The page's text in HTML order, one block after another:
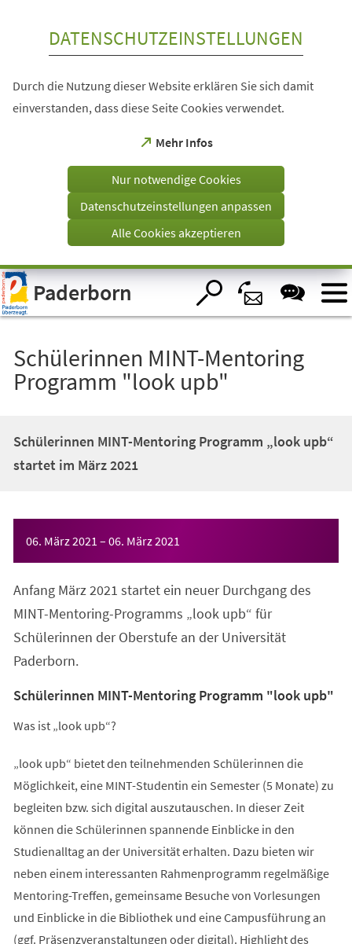
Visuelle
Assistenzsoftware
öffnen.
DATENSCHUTZEINSTELLUNGEN
Durch die Nutzung dieser Website erklären Sie sich damit
einverstanden, dass diese Seite Cookies verwendet.
Mehr Infos
(Öffnet
einem
Tab)
Nur notwendige Cookies
Datenschutzeinstellungen anpassen
Alle Cookies akzeptieren
Paderborn
Schülerinnen MINT-Mentoring
Programm "look upb"
Schülerinnen MINT-Mentoring Programm „look upb“
startet im März 2021
06. März 2021 – 06. März 2021
Anfang März 2021 startet ein neuer Durchgang des
MINT-Mentoring-Programms „look upb“ für
Schülerinnen der Oberstufe an der Universität
Paderborn.
Schülerinnen MINT-Mentoring Programm "look upb"
Was ist „look upb“?
„look upb“ bietet den teilnehmenden Schülerinnen die
Möglichkeit, eine MINT-Studentin ein Semester (5 Monate) zu
begleiten bzw. sich digital auszutauschen. In dieser Zeit
können die Schülerinnen spannende Einblicke in den
Studienalltag an der Universität erhalten. Dazu bieten wir
neben einem interessanten Rahmenprogramm regelmäßige
Mentoring-Treffen, gemeinsame Besuche von Vorlesungen
und Einblicke in die Bibliothek und eine Campusführung an
(ggf. Präsenzveranstaltungen oder digital). Highlight des